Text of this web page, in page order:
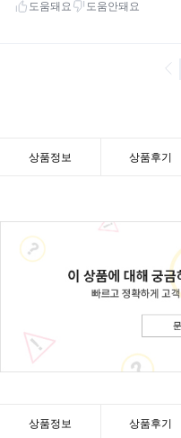
상품정보 상품후기
상품정보 상품후기